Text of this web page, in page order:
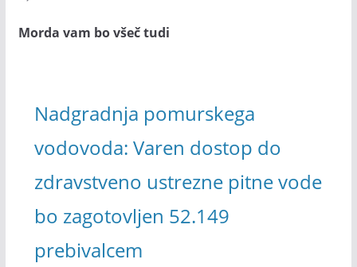
Morda vam bo všeč tudi
Nadgradnja pomurskega
vodovoda: Varen dostop do
zdravstveno ustrezne pitne vode
bo zagotovljen 52.149
prebivalcem